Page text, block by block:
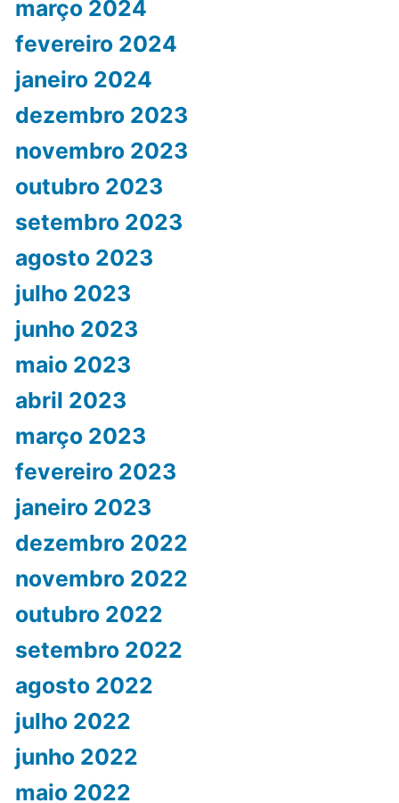
março 2024
fevereiro 2024
janeiro 2024
dezembro 2023
novembro 2023
outubro 2023
setembro 2023
agosto 2023
julho 2023
junho 2023
maio 2023
abril 2023
março 2023
fevereiro 2023
janeiro 2023
dezembro 2022
novembro 2022
outubro 2022
setembro 2022
agosto 2022
julho 2022
junho 2022
maio 2022